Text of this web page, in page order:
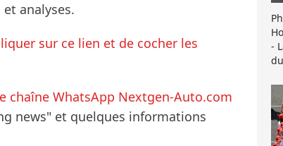
analyses.
sur ce lien et de cocher les
chaîne WhatsApp Nextgen-Auto.com
news" et quelques informations
-